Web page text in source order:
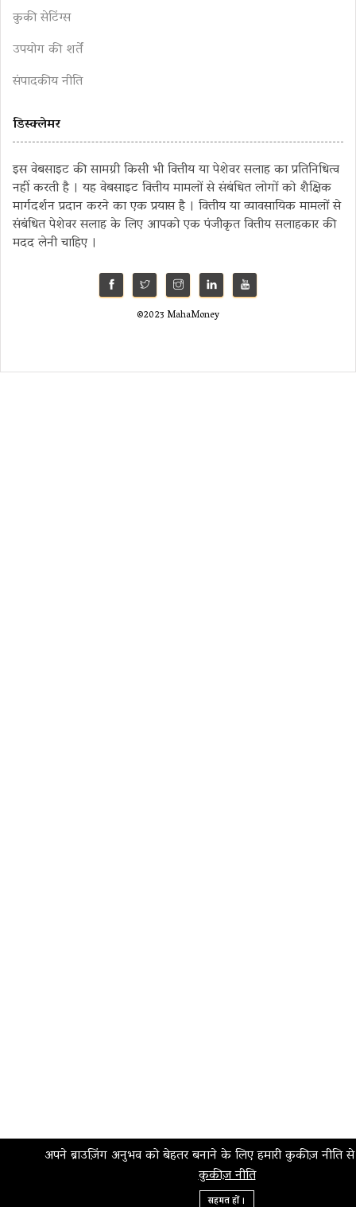
कुकी सेटिंग्स
उपयोग की शर्तें
संपादकीय नीति
डिस्क्लेमर
इस वेबसाइट की सामग्री किसी भी वित्तीय या पेशेवर सलाह का प्रतिनिधित्व
नहीं करती है । यह वेबसाइट वित्तीय मामलों से संबंधित लोगों को शैक्षिक
मार्गदर्शन प्रदान करने का एक प्रयास है । वित्तीय या व्यावसायिक मामलों से
संबंधित पेशेवर सलाह के लिए आपको एक पंजीकृत वित्तीय सलाहकार की
मदद लेनी चाहिए ।
©2023 MahaMoney
अपने ब्राउज़िंग अनुभव को बेहतर बनाने के लिए हमारी कुकीज़ नीति
कुकीज़ नीति
सहमत हों ।